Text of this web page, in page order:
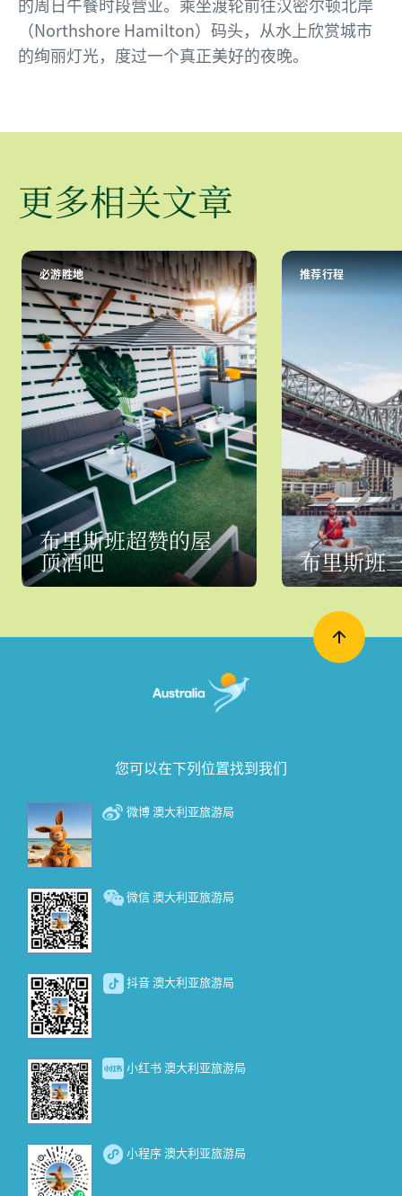
（Northshore Hamilton）码头，从水上欣赏城市
的绚丽灯光，度过一个真正美好的夜晚。
更多相关文章
必游胜地
布里斯班超赞的屋
顶酒吧
推荐行程
布里斯班
您可以在下列位置找到我们
微博 澳大利亚旅游局
微信 澳大利亚旅游局
抖音 澳大利亚旅游局
小红书 澳大利亚旅游局
小程序 澳大利亚旅游局